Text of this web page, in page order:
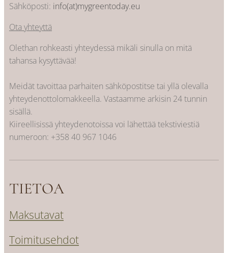
Sähköposti: info(at)mygreentoday.eu
Ota yhteyttä
Olethan rohkeasti yhteydessä mikäli sinulla on mitä
tahansa kysyttävää!
Meidät tavoittaa parhaiten sähköpostitse tai yllä olevalla
yhteydenottolomakkeella. Vastaamme arkisin 24 tunnin
sisällä.
Kiireellisissä yhteydenotoissa voi lähettää tekstiviestiä
numeroon: +358 40 967 1046
TIETOA
Maksutavat
Toimitusehdot